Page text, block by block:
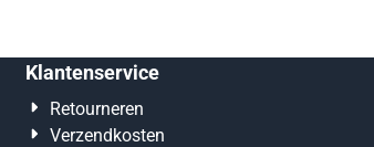
Klantenservice
Retourneren
Verzendkosten